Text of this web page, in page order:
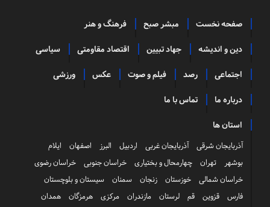
صفحه نخست مبشر صبح فرهنگ و هنر
دین و اندیشه جهاد تبیین اقتصاد مقاومتی سیاسی
اجتماعی رصد فیلم و صوت عکس ورزشی
درباره ما تماس با ما
استان ها
آذربایجان شرقی آذربایجان غربی اردبیل البرز اصفهان
ایلام
بوشهر
تهران چهارمحال و بختیاری خراسان جنوبی
خراسان رضوی
خراسان شمالی
خوزستان زنجان سمنان
سیستان و بلوچستان
فارس
قزوین قم لرستان مازندران مرکزی هرمزگان
همدان